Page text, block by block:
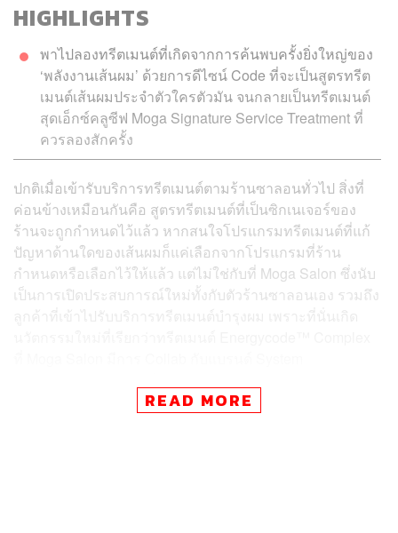
HIGHLIGHTS
พาไปลองทรีตเมนต์ที่เกิดจากการค้นพบครั้งยิ่งใหญ่ของ
‘พลังงานเส้นผม’ ด้วยการดีไซน์ Code ที่จะเป็นสูตรทรีต
เมนต์เส้นผมประจำตัวใครตัวมัน จนกลายเป็นทรีตเมนต์
สุดเอ็กซ์คลูซีฟ Moga Signature Service Treatment ที่
ควรลองสักครั้ง
ปกติเมื่อเข้ารับบริการทรีตเมนต์ตามร้านซาลอนทั่วไป สิ่งที่
ค่อนข้างเหมือนกันคือ สูตรทรีตเมนต์ที่เป็นซิกเนเจอร์ของ
ร้านจะถูกกำหนดไว้แล้ว หากสนใจโปรแกรมทรีตเมนต์ที่แก้
ปัญหาด้านใดของเส้นผมก็แค่เลือกจากโปรแกรมที่ร้าน
กำหนดหรือเลือกไว้ให้แล้ว แต่ไม่ใช่กับที่ Moga Salon ซึ่งนับ
เป็นการเปิดประสบการณ์ใหม่ทั้งกับตัวร้านซาลอนเอง รวมถึง
เยอรมนี ที่ Moga Salon เพิ่งมีการเปิดตัวทรีตเมนต์ที่เกิดจาก
READ MORE